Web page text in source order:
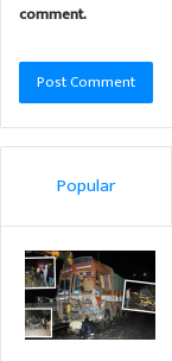
comment.
Popular